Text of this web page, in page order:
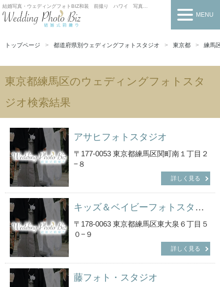
結婚写真・ウェディングフォトBIZ和装 前撮り ハワイ 写真だけの結婚式
MENU
トップページ 都道府県別ウェディングフォトスタジオ 東京都 練馬
東京都練馬区のウェディングフォトスタ
ジオ検索結果
アサヒフォトスタジオ
〒177-0053 東京都練馬区関町南１丁目２
−８
詳しく見る
キッズ＆ベイビーフォトスタジオＨＥＡＲＴＳ
〒178-0063 東京都練馬区東大泉６丁目５
０−９
詳しく見る
藤フォト・スタジオ